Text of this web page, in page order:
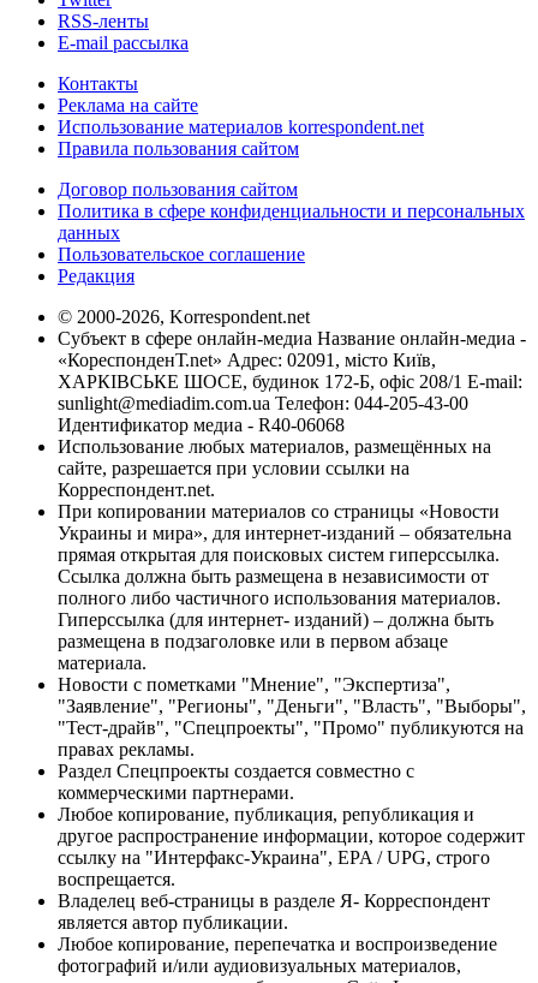
RSS-ленты
E-mail рассылка
Контакты
Реклама на сайте
Использование материалов korrespondent.net
Правила пользования сайтом
Договор пользования сайтом
Политика в сфере конфиденциальности и персональных
данных
Пользовательское соглашение
Редакция
© 2000-2026, Korrespondent.net
Субъект в сфере онлайн-медиа Название онлайн-медиа -
«КореспонденТ.net» Адрес: 02091, місто Київ,
ХАРКІВСЬКЕ ШОСЕ, будинок 172-Б, офіс 208/1 E-mail:
sunlight@mediadim.com.ua Телефон: 044-205-43-00
Идентификатор медиа - R40-06068
Использование любых материалов, размещённых на
сайте, разрешается при условии ссылки на
Корреспондент.net.
При копировании материалов со страницы «Новости
Украины и мира», для интернет-изданий – обязательна
прямая открытая для поисковых систем гиперссылка.
Ссылка должна быть размещена в независимости от
полного либо частичного использования материалов.
Гиперссылка (для интернет- изданий) – должна быть
размещена в подзаголовке или в первом абзаце
материала.
Новости с пометками "Мнение", "Экспертиза",
"Заявление", "Регионы", "Деньги", "Власть", "Выборы",
"Тест-драйв", "Спецпроекты", "Промо" публикуются на
правах рекламы.
Раздел Спецпроекты создается совместно с
коммерческими партнерами.
Любое копирование, публикация, републикация и
другое распространение информации, которое содержит
ссылку на "Интерфакс-Украина", EPA / UPG, строго
воспрещается.
Владелец веб-страницы в разделе Я- Корреспондент
является автор публикации.
Любое копирование, перепечатка и воспроизведение
фотографий и/или аудиовизуальных материалов,